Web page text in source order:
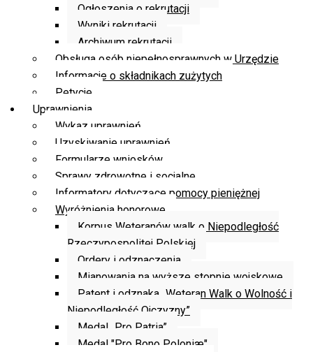
Ogłoszenia o rekrutacji
Wyniki rekrutacji
Archiwum rekrutacji
Obsługa osób niepełnosprawnych w Urzędzie
Informacje o składnikach zużytych
Petycje
Uprawnienia
Wykaz uprawnień
Uzyskiwanie uprawnień
Formularze wniosków
Sprawy zdrowotne i socjalne
Informatory dotyczące pomocy pieniężnej
Wyróżnienia honorowe
Korpus Weteranów walk o Niepodległość
Rzeczypospolitej Polskiej
Ordery i odznaczenia
Mianowania na wyższe stopnie wojskowe
Patent i odznaka „Weteran Walk o Wolność i
Niepodległość Ojczyzny”
Medal „Pro Patria”
Medal "Pro Bono Poloniæ"